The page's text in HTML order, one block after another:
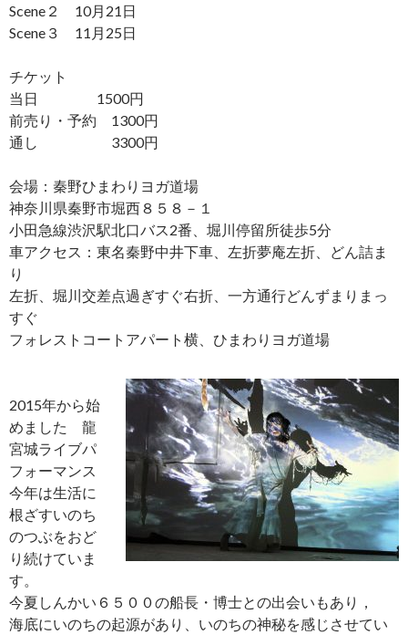
Scene２ 10月21日
Scene３ 11月25日
チケット
当日 1500円
前売り・予約 1300円
通し 3300円
会場：秦野ひまわりヨガ道場
神奈川県秦野市堀西８５８－１
小田急線渋沢駅北口バス2番、堀川停留所徒歩5分
車アクセス：東名秦野中井下車、左折夢庵左折、どん詰ま
り
左折、堀川交差点過ぎすぐ右折、一方通行どんずまりまっ
すぐ
フォレストコートアパート横、ひまわりヨガ道場
2015年から始
めました 龍
宮城ライブパ
フォーマンス
今年は生活に
根ざすいのち
のつぶをおど
り続けていま
す。
今夏しんかい６５００の船長・博士との出会いもあり，
海底にいのちの起源があり、いのちの神秘を感じさせてい